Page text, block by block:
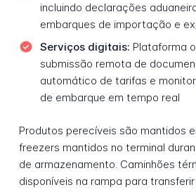
incluindo declarações
embarques de importação e
Serviços digitais: Plataforma
submissão remota de
automático de tarifas e
de embarque em tempo real
Produtos perecíveis são mantidos
freezers mantidos no terminal
de armazenamento. Caminhões
disponíveis na rampa para